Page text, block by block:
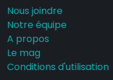
Nous joindre
Notre équipe
A propos
Le mag
Conditions d'utilisation